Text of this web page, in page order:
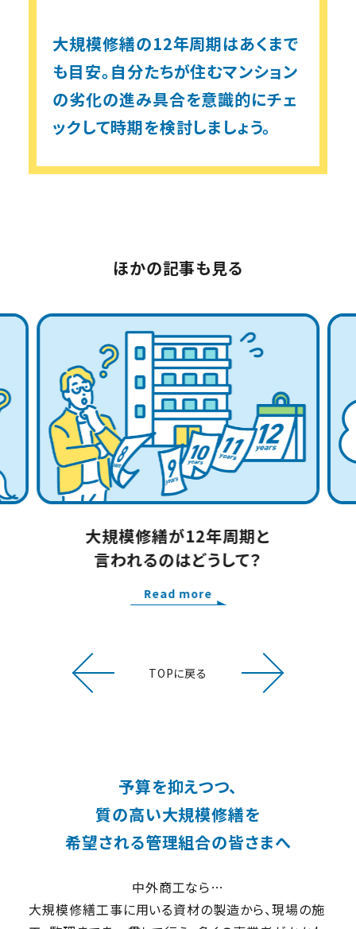
大規模修繕の12年周期はあくまで
も目安。 自分たちが住むマンション
の劣化の進み具合を意識的にチェ
ックして時期を検討しましょう。
ほかの記事も見る
大規模修繕が12年周期と
言われるのはどうして？
Read more
TOPに戻る
予算を抑えつつ、
質の高い大規模修繕を
希望される管理組合の皆さまへ
中外商工なら…
大規模修繕工事に用いる資材の製造から、現場の施